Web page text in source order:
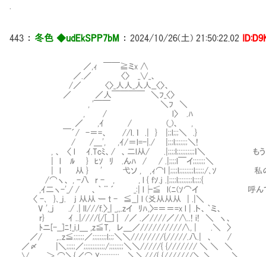
443 ： 冬色 ◆udEkSPP7bM ： 2024/10/26(土) 21:50:22.02
／,ｨ ￣￣≧ミx ∧
／.／ 〈〉 _∨_、
/／ 〈〉_人人_人人__〈〉、
／ ／人￣￣￣￣ ＼ﾌ_〈〉
, '￣￣ ＼ﾌ ＼
, / l〉 .ﾊ
／ ,ｲ / (_)、 ,
￣´/ -＝=、 //l. ｌ .| } |;;l;;;＼ .}
/ /＿', ,ｲ/＝l=-|./ |;;;l;;;;;;;＼!
, 、 〈 l ｲ.Tcﾐ、/ 、二l从/ .|;;;;l;;;;;;;;;;ｌ＼ もう、コッコ
| l ﾙ } ﾋｿ ﾘ .んﾊ / / .|;;;;l￣イ;;;;;;;＼
| l 从 } ' 弋ソ , ,ｨ⌒l |;;;;l;;;;;;;;l;;;;;/､ｿ 私のことはお姉
/⌒ヽ、 , -八 r - , , l { fｿ.ｊ .|;;;;l;;;;;;;;l;;;;{
,ｲ二ヽ-'_/ / 、｀ ¨ ´ _:| l├≦ l(ﾆ(ｿ⌒イ 呼んでくださ
〈 -､ }､_j. j 从从 ー t - ≦__| l (爻从从从 | .|＼
V ',_j ./ .| ll///f.〉_| _,,.zイ ﾘﾊ,〉=＝＝=x l | .ト、｀ミ、
r} ｲ ..|////{/[__] | /／ .／////／/∧..! i! ＼ ヽ、
ﾄニ[-__]ﾆ!_i,l＿ ,z≦T, レ＿／//////////∧, | .＼ 〉
／/ ,..z≦;;;;;;／;;;;;;;;l;;;＼＼////////{/////.八.| 、 /
／〆 |＼;;;;;／;;;;;;;;;;;;/;;;;;;;;＼＼/////{ {/////// ＼ ＼ ＼